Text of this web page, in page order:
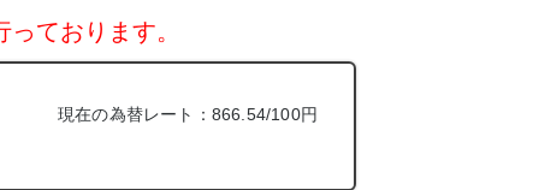
ております。
現在の為替レート：866.54/100円